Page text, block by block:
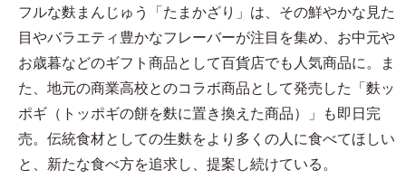
フルな麩まんじゅう「たまかざり」は、その鮮やかな見た
目やバラエティ豊かなフレーバーが注目を集め、お中元や
お歳暮などのギフト商品として百貨店でも人気商品に。ま
た、地元の商業高校とのコラボ商品として発売した「麩ッ
ポギ（トッポギの餅を麩に置き換えた商品）」も即日完
売。伝統食材としての生麩をより多くの人に食べてほしい
と、新たな食べ方を追求し、提案し続けている。